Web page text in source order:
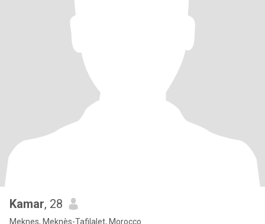
Kamar, 28
Meknes, Meknès-Tafilalet, Morocco